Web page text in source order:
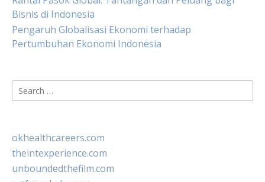
Bisnis di Indonesia
Pengaruh Globalisasi Ekonomi terhadap
Pertumbuhan Ekonomi Indonesia
Search
for:
okhealthcareers.com
theintexperience.com
unboundedthefilm.com